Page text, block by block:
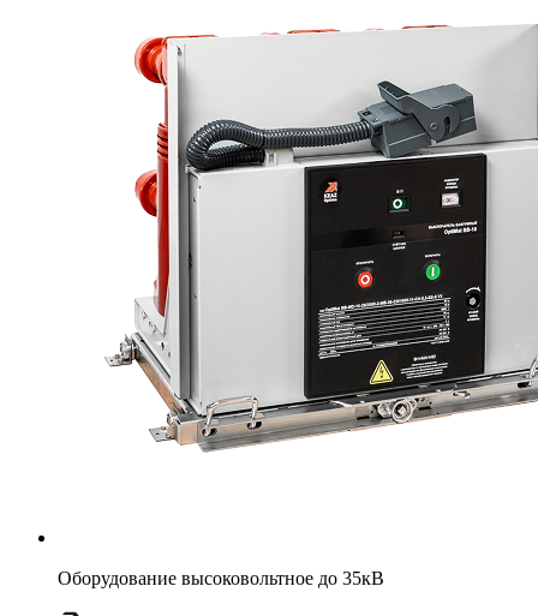
Оборудование высоковольтное до 35кВ